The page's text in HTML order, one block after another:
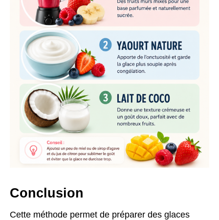
Conclusion
Cette méthode permet de préparer des glaces